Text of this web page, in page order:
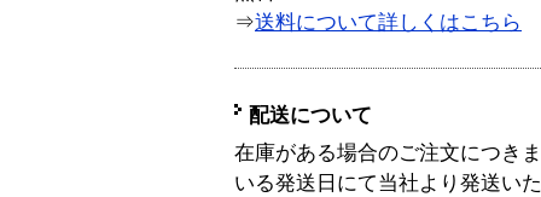
⇒送料について詳しくはこちら
配送について
在庫がある場合のご注文につき
いる発送日にて当社より発送い